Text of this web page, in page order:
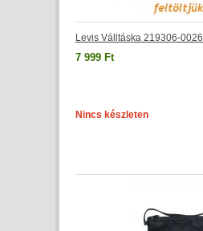
Levis Válltáska 219306-0026
7 999 Ft
Nincs készleten